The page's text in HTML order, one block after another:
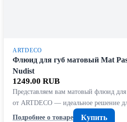
ARTDECO
Флюид для губ матовый Mat
Nudist
1249.00 RUB
Представляем вам матовый флюид
от ARTDECO — идеальное решение
Подробнее о товаре
Купить